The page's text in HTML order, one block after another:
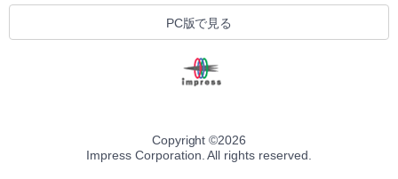
PC版で見る
Copyright ©2026
Impress Corporation. All rights reserved.